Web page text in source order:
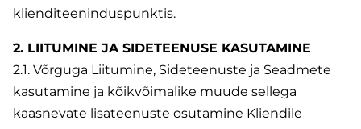
klienditeeninduspunktis.
2. LIITUMINE JA SIDETEENUSE KASUTAMINE
2.1. Võrguga Liitumine, Sideteenuste ja Seadmete
kasutamine ja kõikvõimalike muude sellega
kaasnevate lisateenuste osutamine Kliendile